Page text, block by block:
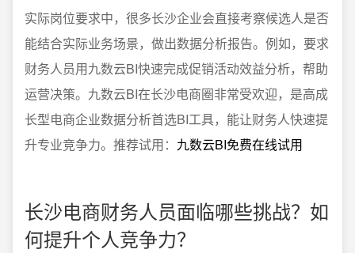
实际岗位要求中，很多长沙企业会直接考察候选人是否
能结合实际业务场景，做出数据分析报告。例如，要求
财务人员用九数云BI快速完成促销活动效益分析，帮助
运营决策。九数云BI在长沙电商圈非常受欢迎，是高成
长型电商企业数据分析首选BI工具，能让财务人快速提
升专业竞争力。推荐试用： 九数云BI免费在线试用
长沙电商财务人员面临哪些挑战？如
何提升个人竞争力？